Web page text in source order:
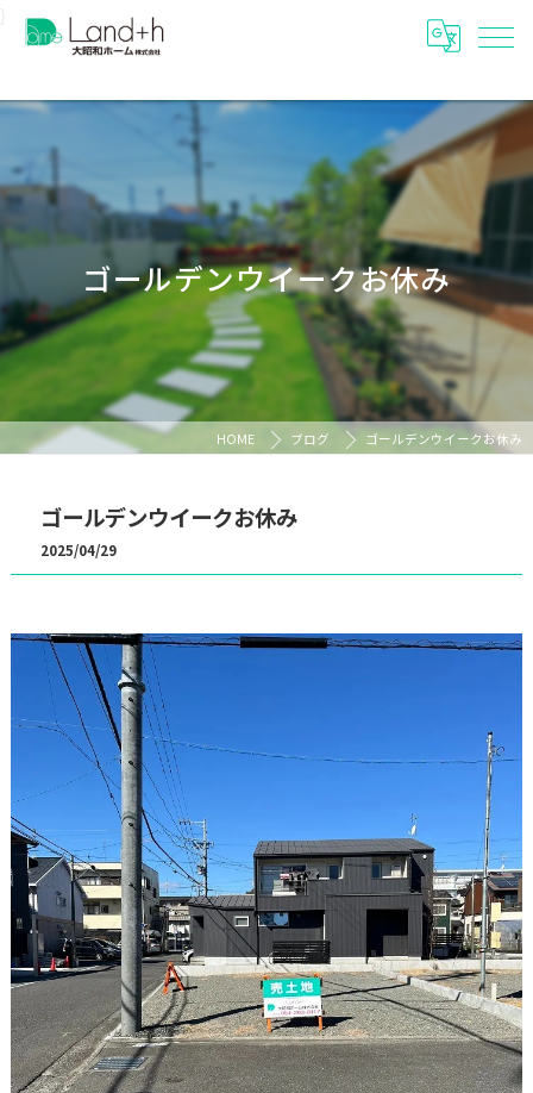
ゴールデンウイークお休み
HOME ブログ ゴールデンウイークお休み
ゴールデンウイークお休み
2025/04/29